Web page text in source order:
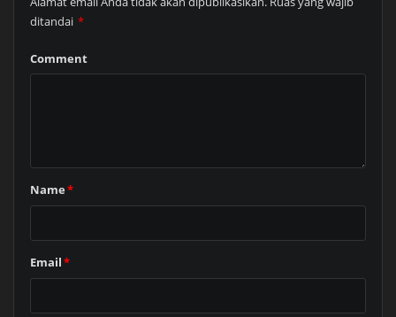
ditandai *
Comment
Name*
Email*